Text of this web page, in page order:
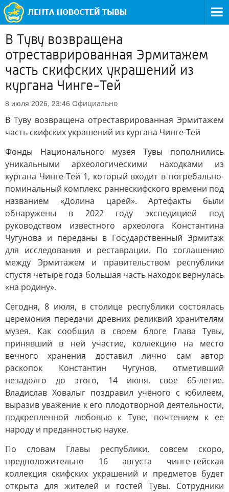
В Туву возвращена
отреставрированная Эрмитажем
часть скифских украшений из
кургана Чинге-Тей
8 июля 2026, 23:46 Официально
В Туву возвращена отреставрированная Эрмитажем
часть скифских украшений из кургана Чинге-Тей
Фонды Национального музея Тувы пополнились
уникальными археологическими находками из
кургана Чинге-Тей 1, который входит в погребально-
поминальный комплекс раннескифского времени под
названием «Долина царей». Артефакты были
обнаружены в 2022 году экспедицией под
руководством известного археолога Константина
Чугунова и переданы в Государственный Эрмитаж
для исследования и реставрации. По соглашению
между Эрмитажем и правительством республики
спустя четыре года большая часть находок вернулась
«на родину».
Сегодня, 8 июля, в столице республики состоялась
церемония передачи древних реликвий хранителям
музея. Как сообщил в своем блоге Глава Тувы,
принявший в ней участие, коллекцию на место
вечного хранения доставил лично сам автор
раскопок Константин Чугунов, отметивший
незадолго до этого, 14 июня, свое 65-летие.
Владислав Ховалыг поздравил учёного с юбилеем,
выразив уважение к его плодотворной деятельности,
подкрепленной любовью к Туве, почтением к ее
народу и преданностью науке.
По словам Главы республики, совсем скоро,
предположительно 16 августа чинге-тейская
коллекция скифских украшений и предметов будет
открыта для жителей и гостей Тувы. Сотрудники